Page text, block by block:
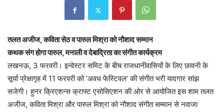
तलत अजीज, कविता सेठ व पारुल मिश्रा को नौशाद सम्मान
कथक संग होगा पारुल, मनाली व देबाद्रिता का संगीत कार्यक्रम
लखनऊ, 3 फरवरी। इन्वेस्टर समिट के बीच राजधानीवासियों के लिए छावनी के
सूर्या प्रेक्षागृह में 11 फरवरी को ‘अवध फेस्टिवल’ की संगीत भरी यादगार सांझ
सजेगी। हुनर क्रिएशन्स क्राफ्ट एसोसिएशन की ओर से आयोजित इस शाम तलत
अजीज, कविता मिश्रा और पारुल मिश्रा को नौशाद संगीत सम्मान से नवाजा